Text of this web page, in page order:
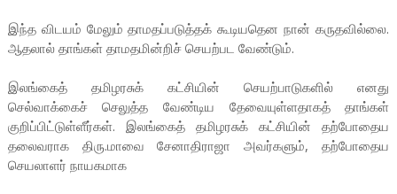
இந்த விடயம் மேலும் தாமதப்படுத்தக் கூடியதென நான் கருதவில்லை.
ஆதலால் தாங்கள் தாமதமின்றிச் செயற்பட வேண்டும்.
இலங்கைத் தமிழரசுக் கட்சியின் செயற்பாடுகளில் எனது
செல்வாக்கைச் செலுத்த வேண்டிய தேவையுள்ளதாகத் தாங்கள்
குறிப்பிட்டுள்ளீர்கள். இலங்கைத் தமிழரசுக் கட்சியின் தற்போதைய
தலைவராக திரு.மாவை சேனாதிராஜா அவர்களும், தற்போதைய
செயலாளர் நாயகமாக